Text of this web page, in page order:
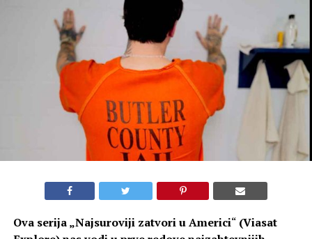
Ova serija „Najsuroviji zatvori u Americi“ (Viasat